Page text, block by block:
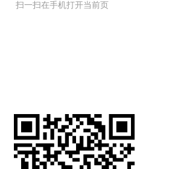
扫一扫在手机打开当前页